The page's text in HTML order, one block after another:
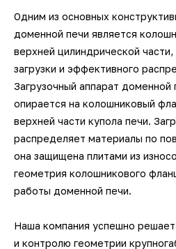
Одним из основных
доменной печи является
верхней цилиндрической
загрузки и эффективного
Загрузочный аппарат
опирается на колошниковый
верхней части купола печи.
распределяет материалы по
она защищена плитами из
геометрия колошникового
работы доменной печи.
Наша компания успешно
и контролю геометрии
Техническое 3D-
Лазерные 2D
Программное
Длиномеры
Системы
Оптические
машины
Приборы для
формы
3D-сканеры для
Беспроводные
Аксессуары и
трекеров
3D-сканеры для
рук
Аксессуары и
Ручные 3D-сканеры
Ручные 3D-сканеры
Ручные 3D-сканеры
Ручные 3D-сканеры
Ручные 3D-сканеры
Наземные 3D-
Принадлежности
Мультисенсорные
машины Unimetro
измерительные
Промышленные
Hexagon
SCANOLOGY и
Индивидуальные
автоматизации
Автоматизация
кг
Транспортные
Мобильные роботы
3D-принтеры для
3D-принтеры для
полиамидами
3D-принтеры для
биоматериалами
SLM-принтеры Sisma
Kinematics
ПО BendingStudio
ПО Metrolog
ПО PC-DMIS
ПО Autodesk